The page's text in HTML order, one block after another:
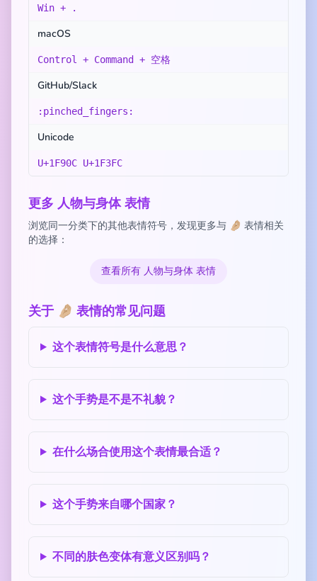
Win + .
macOS
Control + Command + 空格
GitHub/Slack
:pinched_fingers:
Unicode
U+1F90C U+1F3FC
更多 人物与身体 表情
浏览同一分类下的其他表情符号，发现更多与 🤌🏼 表情相关
的选择：
查看所有 人物与身体 表情
关于 🤌🏼 表情的常见问题
这个表情符号是什么意思？
这个手势是不是不礼貌？
在什么场合使用这个表情最合适？
这个手势来自哪个国家？
不同的肤色变体有意义区别吗？